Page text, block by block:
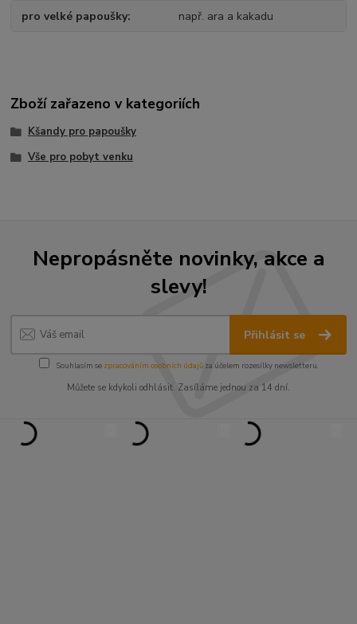
pro velké papoušky např. ara a kakadu
Zboží zařazeno v kategoriích
Kšandy pro papoušky
Vše pro pobyt venku
Nepropásněte novinky, akce a
slevy!
Přihlásit se
Souhlasím se zpracováním osobních údajůza účelem rozesílky newsletteru.
Můžete se kdykoli odhlásit. Zasíláme jednou za 14 dní.